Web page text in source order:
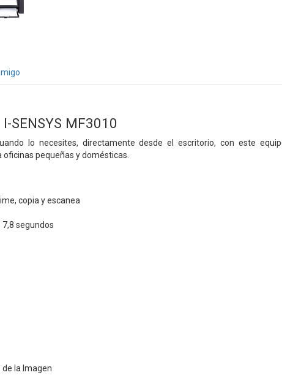
SENSYS MF3010
lo necesites, directamente desde el escritorio, con este
pequeñas y domésticas.
copia y escanea
segundos
la Imagen